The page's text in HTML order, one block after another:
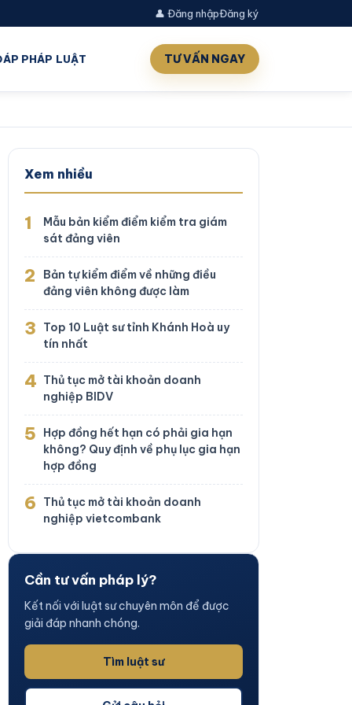
👤 Đăng nhậpĐăng ký
PHÁP LUẬT TƯ VẤN NGAY
Xem nhiều
1
Mẫu bản kiểm điểm kiểm tra giám
sát đảng viên
2
Bản tự kiểm điểm về những điều
đảng viên không được làm
3
Top 10 Luật sư tỉnh Khánh Hoà uy
tín nhất
4 Thủ tục mở tài khoản doanh
nghiệp BIDV
5
Hợp đồng hết hạn có phải gia hạn
không? Quy định về phụ lục gia hạn
hợp đồng
6
Thủ tục mở tài khoản doanh
nghiệp vietcombank
Cần tư vấn pháp lý?
Kết nối với luật sư chuyên môn để được
giải đáp nhanh chóng.
Tìm luật sư